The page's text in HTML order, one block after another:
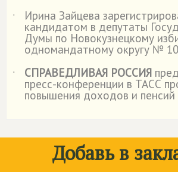
˙
Ирина Зайцева
кандидатом в депутаты
Думы по Новокузнецкому
одномандатному округу №
˙
СПРАВЕДЛИВАЯ РОССИЯ
пресс-конференции в ТАСС
повышения доходов и пенсий
Добавь в